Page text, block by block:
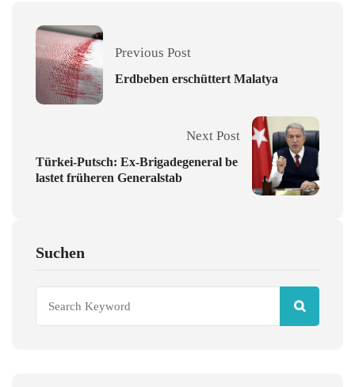
Previous Post
Erdbeben erschüttert Malatya
Next Post
Türkei-Putsch: Ex-Brigadegeneral be
lastet früheren Generalstab
Suchen